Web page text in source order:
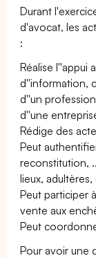
Durant
d'avocat, les
:
Réalise l''appui
d''information,
d''un
d''une
Rédige des
Peut
reconstitution,
lieux,
Peut participer
vente aux
Peut
Pour avoir une